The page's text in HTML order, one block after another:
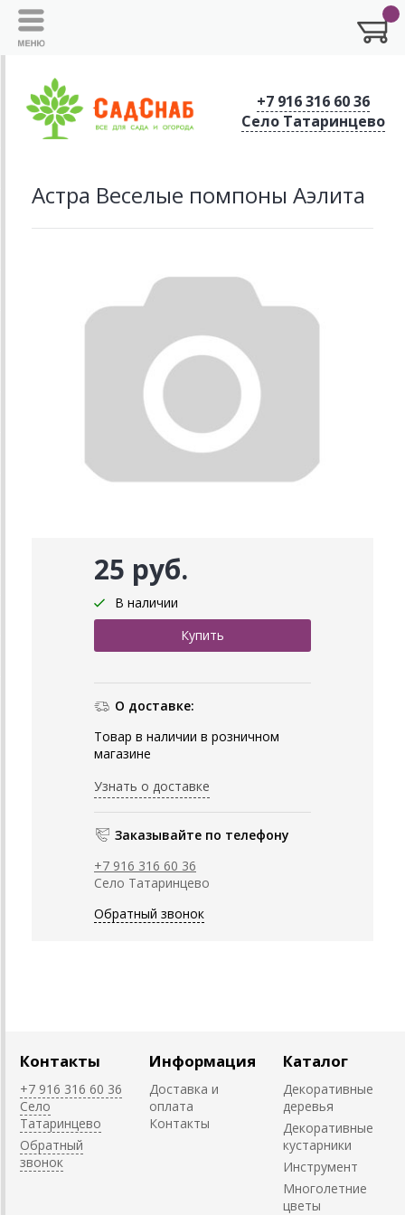
+7 916 316 60 36
Село Татаринцево
Астра Веселые помпоны Аэлита
25 руб.
В наличии
О доставке:
Товар в наличии в розничном
магазине
Узнать о доставке
Заказывайте по телефону
+7 916 316 60 36
Село Татаринцево
Обратный звонок
Контакты
+7 916 316 60 36
Село
Татаринцево
Обратный
звонок
Информация
Доставка и
оплата
Контакты
Каталог
Декоративные
деревья
Декоративные
кустарники
Инструмент
Многолетние
цветы